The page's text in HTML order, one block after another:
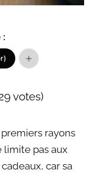
:
votes)
rayons
limite pas aux
car sa